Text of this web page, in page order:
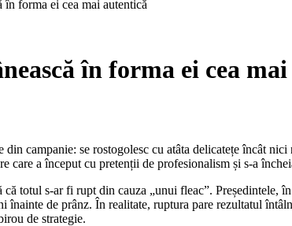
forma ei cea mai autentică
în forma ei cea
a început cu pretenții de profesionalism și s-a
totul s-ar fi rupt din cauza „unui fleac”. Președintele,
de prânz. În realitate, ruptura pare rezultatul
de strategie.